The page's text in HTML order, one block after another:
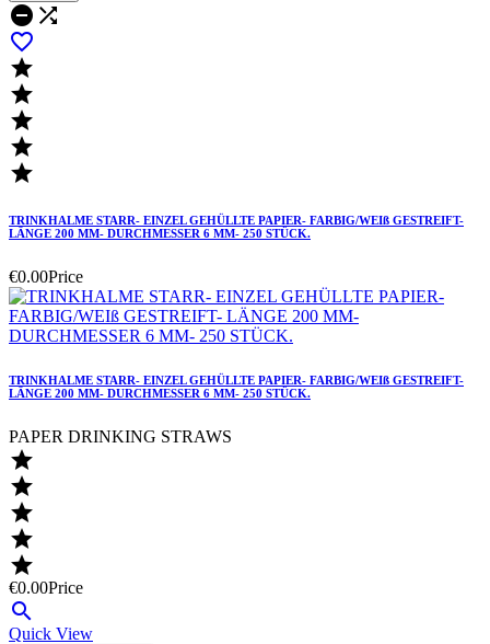
 






TRINKHALME STARR- EINZEL GEHÜLLTE PAPIER- FARBIG/WEIß GESTREIFT-
LÄNGE 200 MM- DURCHMESSER 6 MM- 250 STÜCK.
€0.00Price
TRINKHALME STARR- EINZEL GEHÜLLTE PAPIER- FARBIG/WEIß GESTREIFT-
LÄNGE 200 MM- DURCHMESSER 6 MM- 250 STÜCK.
PAPER DRINKING STRAWS





€0.00Price

Quick View